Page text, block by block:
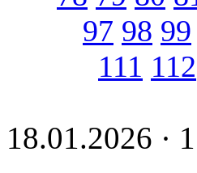
97 98 99
111 112
18.01.2026 ·